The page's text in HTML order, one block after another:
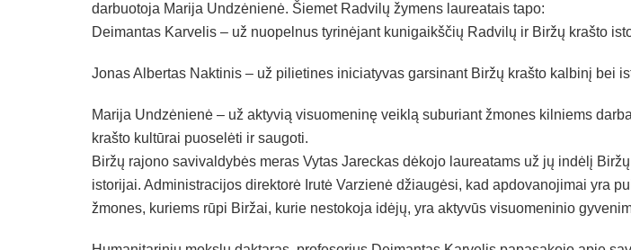
darbuotoja Marija Undzėnienė. Šiemet Radvilų žymens laureatais tapo:
Deimantas Karvelis – už nuopelnus tyrinėjant kunigaikščių Radvilų ir Biržų krašto
Jonas Albertas Naktinis – už pilietines iniciatyvas garsinant Biržų krašto kalbinį bei
Marija Undzėnienė – už aktyvią visuomeninę veiklą suburiant žmones kilniems
krašto kultūrai puoselėti ir saugoti.
Biržų rajono savivaldybės meras Vytas Jareckas dėkojo laureatams už jų indėlį
istorijai. Administracijos direktorė Irutė Varzienė džiaugėsi, kad apdovanojimai yra
žmones, kuriems rūpi Biržai, kurie nestokoja idėjų, yra aktyvūs visuomeninio